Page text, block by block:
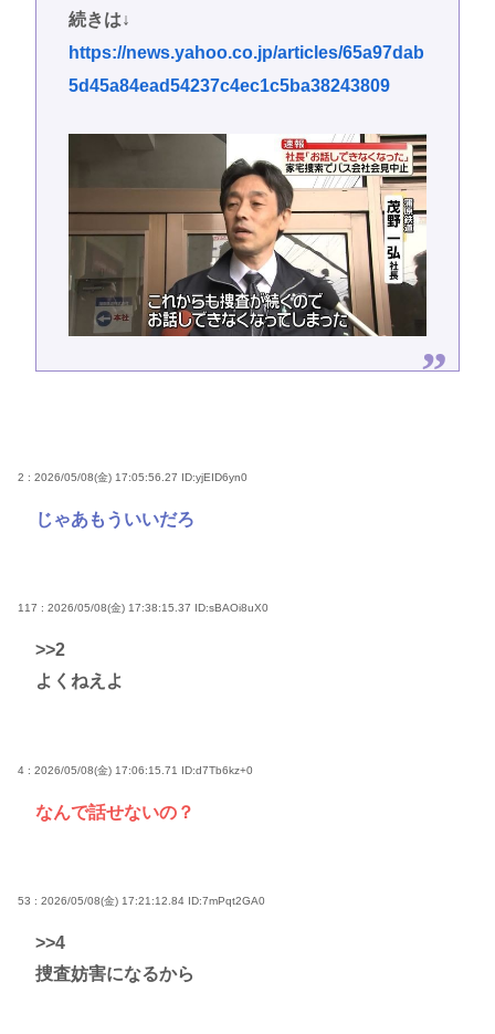
続きは↓
https://news.yahoo.co.jp/articles/65a97dab
5d45a84ead54237c4ec1c5ba38243809
2 : 2026/05/08(金) 17:05:56.27 ID:yjEID6yn0
じゃあもういいだろ
117 : 2026/05/08(金) 17:38:15.37 ID:sBAOi8uX0
>>2
よくねえよ
4 : 2026/05/08(金) 17:06:15.71 ID:d7Tb6kz+0
なんで話せないの？
53 : 2026/05/08(金) 17:21:12.84 ID:7mPqt2GA0
>>4
捜査妨害になるから